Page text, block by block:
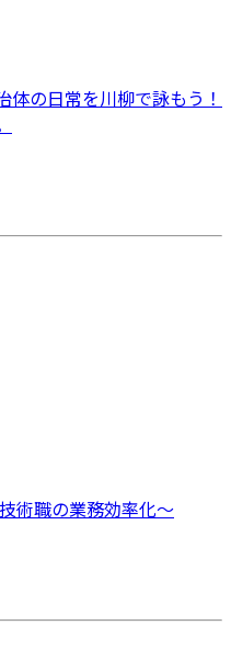
体の日常を川柳で詠もう！
術職の業務効率化～